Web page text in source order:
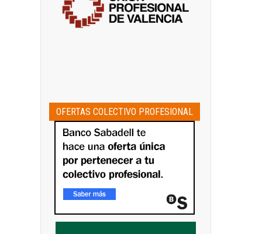
OFERTAS COLECTIVO PROFESIONAL